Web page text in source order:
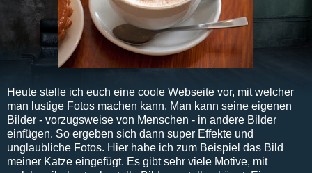
Heute stelle ich euch eine coole Webseite vor, mit welcher
man lustige Fotos machen kann. Man kann seine eigenen
Bilder - vorzugsweise von Menschen - in andere Bilder
einfügen. So ergeben sich dann super Effekte und
unglaubliche Fotos. Hier habe ich zum Beispiel das Bild
meiner Katze eingefügt. Es gibt sehr viele Motive, mit